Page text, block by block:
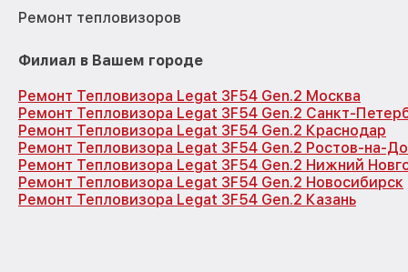
Ремонт тепловизоров
Филиал в Вашем городе
Ремонт Тепловизора Legat 3F54 Gen.2 Москва
Ремонт Тепловизора Legat 3F54 Gen.2 Санкт-
Ремонт Тепловизора Legat 3F54 Gen.2 Краснодар
Ремонт Тепловизора Legat 3F54 Gen.2 Ростов-на-
Ремонт Тепловизора Legat 3F54 Gen.2 Нижний
Ремонт Тепловизора Legat 3F54 Gen.2 Новосибирск
Ремонт Тепловизора Legat 3F54 Gen.2 Казань